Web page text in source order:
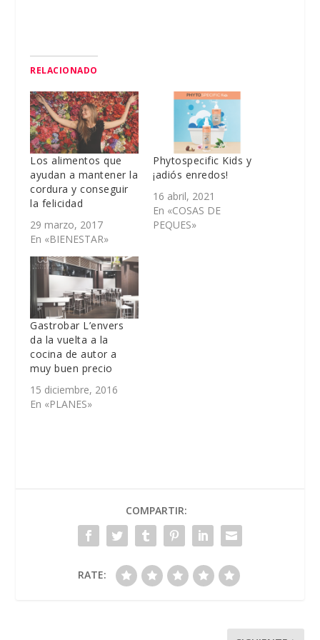
RELACIONADO
Los alimentos que
ayudan a mantener la
cordura y conseguir
la felicidad
29 marzo, 2017
En «BIENESTAR»
Phytospecific Kids y
¡adiós enredos!
16 abril, 2021
En «COSAS DE
PEQUES»
Gastrobar L’envers
da la vuelta a la
cocina de autor a
muy buen precio
15 diciembre, 2016
En «PLANES»
COMPARTIR:
RATE: